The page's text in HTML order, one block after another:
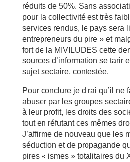
réduits de 50%. Sans
pour la collectivité est très
services rendus, le pays sera
entrepreneurs du pire » et
fort de la MIVILUDES cette
sources d’information se tarir
sujet sectaire, contestée.
Pour conclure je dirai qu’il ne
abuser par les groupes
à leur profit, les droits des
tout en réfutant ces mêmes
J’affirme de nouveau que les
séduction et de propagande
pires « ismes » totalitaires du